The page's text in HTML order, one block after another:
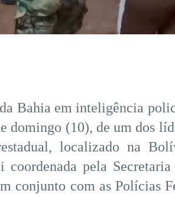
Bahia em inteligência
domingo (10), de um dos
localizado na
pela Secretaria
conjunto com as Polícias